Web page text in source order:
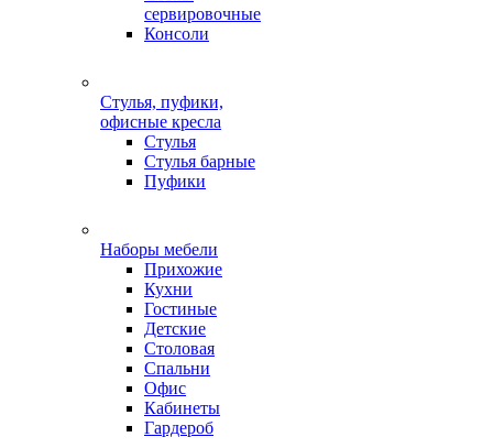
сервировочные
Консоли
Стулья, пуфики,
офисные кресла
Стулья
Стулья барные
Пуфики
Наборы мебели
Прихожие
Кухни
Гостиные
Детские
Столовая
Спальни
Офис
Кабинеты
Гардероб